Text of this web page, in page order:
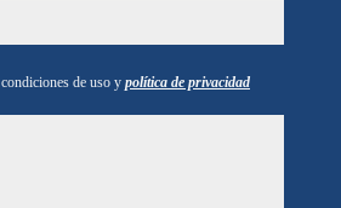
de uso y política de privacidad